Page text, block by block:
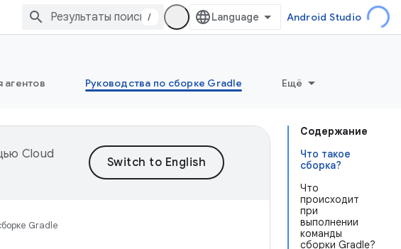
/ Android Studio
Руководства по сборке Gradle Ещё
Содержание
Что такое
сборка?
Что
происходит
при
выполнении
команды
сборки Gradle?
Cloud
Gradle